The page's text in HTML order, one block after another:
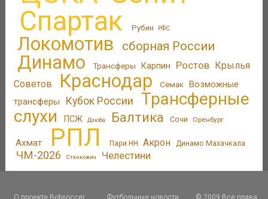
Спартак Рубин РФС
Локомотив сборная России
Динамо Трансферы Карпин Ростов Крылья
Советов
Краснодар Семак Возможные
трансферы
Кубок России
Трансферные
слухи
ПСЖ Дзюба Балтика Сочи Оренбург
Ахмат РПЛ Пари НН Акрон Динамо Махачкала
ЧМ-2026 Станкович Челестини